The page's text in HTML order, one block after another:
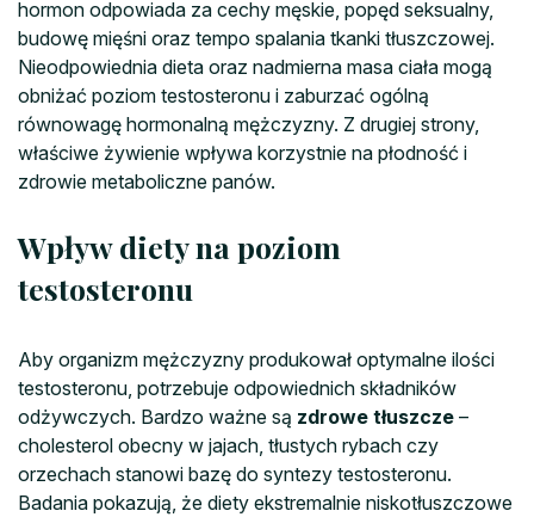
hormon odpowiada za cechy męskie, popęd seksualny,
budowę mięśni oraz tempo spalania tkanki tłuszczowej.
Nieodpowiednia dieta oraz nadmierna masa ciała mogą
obniżać poziom testosteronu i zaburzać ogólną
równowagę hormonalną mężczyzny. Z drugiej strony,
właściwe żywienie wpływa korzystnie na płodność i
zdrowie metaboliczne panów.
Wpływ diety na poziom
testosteronu
Aby organizm mężczyzny produkował optymalne ilości
testosteronu, potrzebuje odpowiednich składników
odżywczych. Bardzo ważne są zdrowe tłuszcze –
cholesterol obecny w jajach, tłustych rybach czy
orzechach stanowi bazę do syntezy testosteronu.
Badania pokazują, że diety ekstremalnie niskotłuszczowe